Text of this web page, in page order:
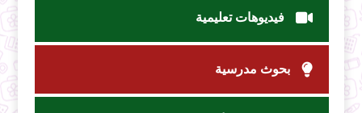
فيديوهات تعليمية
بحوث مدرسية